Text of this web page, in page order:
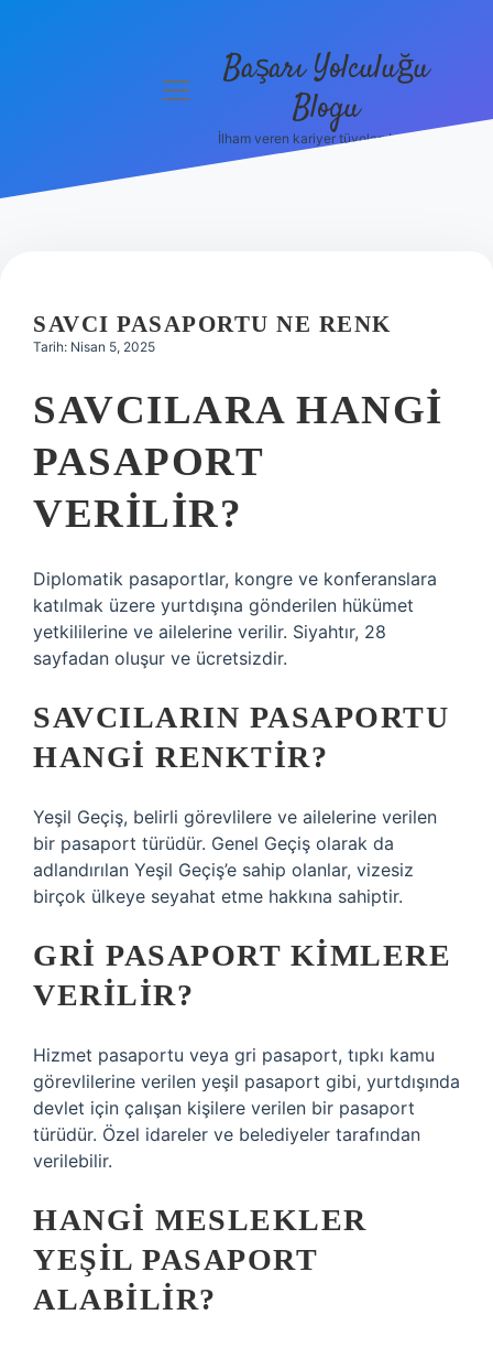
Hakkımızda
menüyüBaşarı Yolculuğu
Blogu
İlham veren kariyer tüyoları burada!
SAVCI PASAPORTU NE RENK
Tarih: Nisan 5, 2025
SAVCILARA HANGI
PASAPORT
VERILIR?
Diplomatik pasaportlar, kongre ve konferanslara
katılmak üzere yurtdışına gönderilen hükümet
yetkililerine ve ailelerine verilir. Siyahtır, 28
sayfadan oluşur ve ücretsizdir.
SAVCILARIN PASAPORTU
HANGI RENKTIR?
Yeşil Geçiş, belirli görevlilere ve ailelerine verilen
bir pasaport türüdür. Genel Geçiş olarak da
adlandırılan Yeşil Geçiş’e sahip olanlar, vizesiz
birçok ülkeye seyahat etme hakkına sahiptir.
GRI PASAPORT KIMLERE
VERILIR?
Hizmet pasaportu veya gri pasaport, tıpkı kamu
görevlilerine verilen yeşil pasaport gibi, yurtdışında
devlet için çalışan kişilere verilen bir pasaport
türüdür. Özel idareler ve belediyeler tarafından
verilebilir.
HANGI MESLEKLER
YEŞIL PASAPORT
ALABILIR?